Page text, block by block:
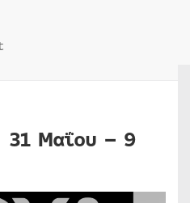
31 Μαΐου – 9